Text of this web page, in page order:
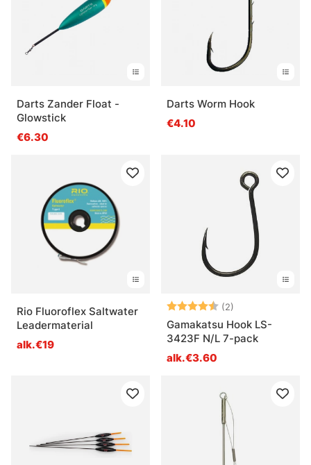
Darts Zander Float -
Glowstick
€6.30
Darts Worm Hook
€4.10
Rio Fluoroflex Saltwater
Leadermaterial
alk.€19
Arvio: (2)
Gamakatsu Hook LS-
3423F N/L 7-pack
alk.€3.60